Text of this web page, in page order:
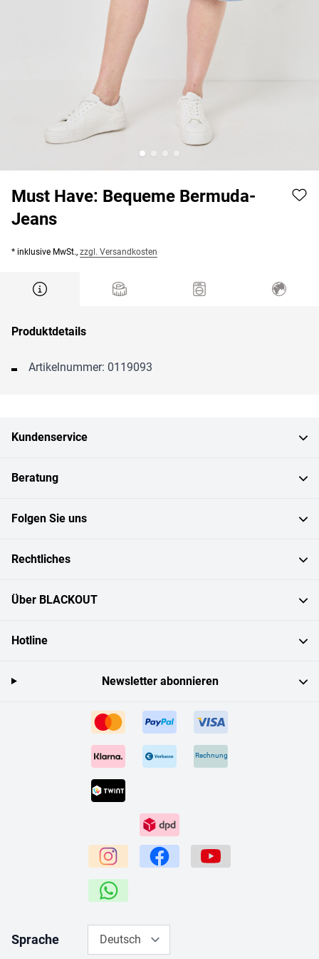
Must Have: Bequeme Bermuda-
Jeans
* inklusive MwSt., zzgl. Versandkosten
Produktdetails
Artikelnummer: 0119093
Kundenservice
Beratung
Folgen Sie uns
Rechtliches
Über BLACKOUT
Hotline
Rechnung
Newsletter abonnieren
Sprache Deutsch